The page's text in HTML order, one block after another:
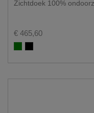
Zichtdoek 100%
€ 465,60
Groen 100%
Zwart 100%